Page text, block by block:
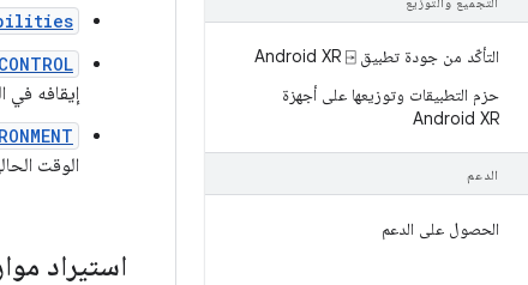
التأكّد من جودة تطبيق Android XR ⍈
حزم التطبيقات وتوزيعها على أجهزة
Android XR
الدعم
الحصول على الدعم
إيقافه في
الوقت
استيراد